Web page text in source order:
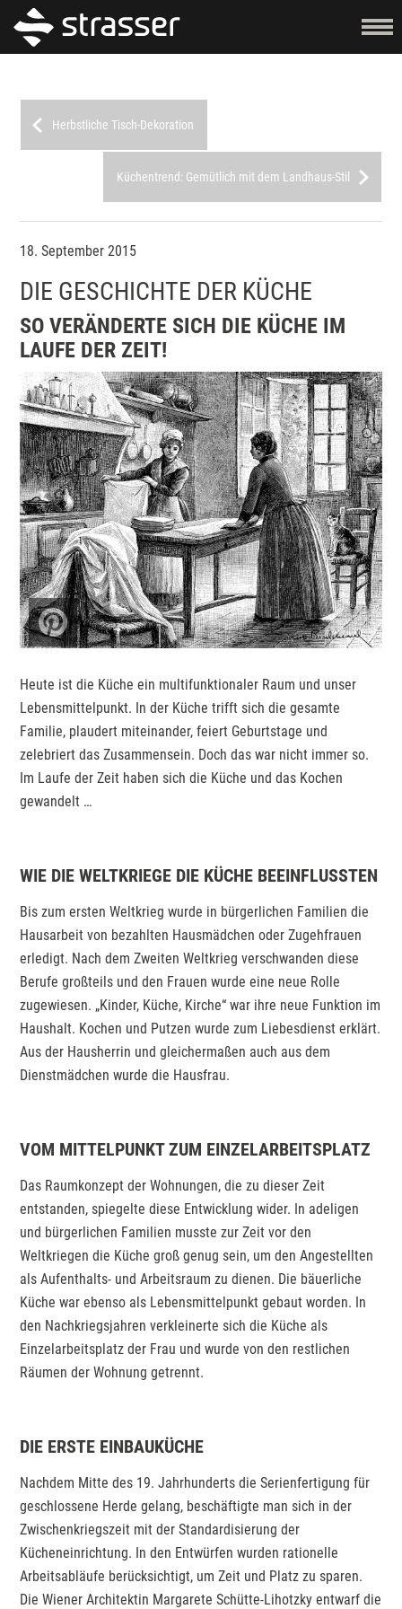
Herbstliche Tisch-Dekoration
Küchentrend: Gemütlich mit dem Landhaus-Stil
18. September 2015
DIE GESCHICHTE DER KÜCHE
SO VERÄNDERTE SICH DIE KÜCHE IM
LAUFE DER ZEIT!
Heute ist die Küche ein multifunktionaler Raum und unser
Lebensmittelpunkt. In der Küche trifft sich die gesamte
Familie, plaudert miteinander, feiert Geburtstage und
zelebriert das Zusammensein. Doch das war nicht immer so.
Im Laufe der Zeit haben sich die Küche und das Kochen
gewandelt …
WIE DIE WELTKRIEGE DIE KÜCHE BEEINFLUSSTEN
Bis zum ersten Weltkrieg wurde in bürgerlichen Familien die
Hausarbeit von bezahlten Hausmädchen oder Zugehfrauen
erledigt. Nach dem Zweiten Weltkrieg verschwanden diese
Berufe großteils und den Frauen wurde eine neue Rolle
zugewiesen. „Kinder, Küche, Kirche“ war ihre neue Funktion im
Haushalt. Kochen und Putzen wurde zum Liebesdienst erklärt.
Aus der Hausherrin und gleichermaßen auch aus dem
Dienstmädchen wurde die Hausfrau.
VOM MITTELPUNKT ZUM EINZELARBEITSPLATZ
Das Raumkonzept der Wohnungen, die zu dieser Zeit
entstanden, spiegelte diese Entwicklung wider. In adeligen
und bürgerlichen Familien musste zur Zeit vor den
Weltkriegen die Küche groß genug sein, um den Angestellten
als Aufenthalts- und Arbeitsraum zu dienen. Die bäuerliche
Küche war ebenso als Lebensmittelpunkt gebaut worden. In
den Nachkriegsjahren verkleinerte sich die Küche als
Einzelarbeitsplatz der Frau und wurde von den restlichen
Räumen der Wohnung getrennt.
DIE ERSTE EINBAUKÜCHE
Nachdem Mitte des 19. Jahrhunderts die Serienfertigung für
geschlossene Herde gelang, beschäftigte man sich in der
Zwischenkriegszeit mit der Standardisierung der
Kücheneinrichtung. In den Entwürfen wurden rationelle
Arbeitsabläufe berücksichtigt, um Zeit und Platz zu sparen.
Die Wiener Architektin Margarete Schütte-Lihotzky entwarf die